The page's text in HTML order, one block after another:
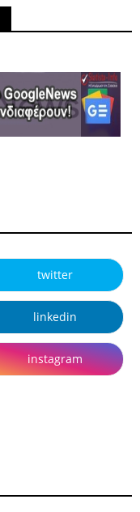
twitter
linkedin
instagram